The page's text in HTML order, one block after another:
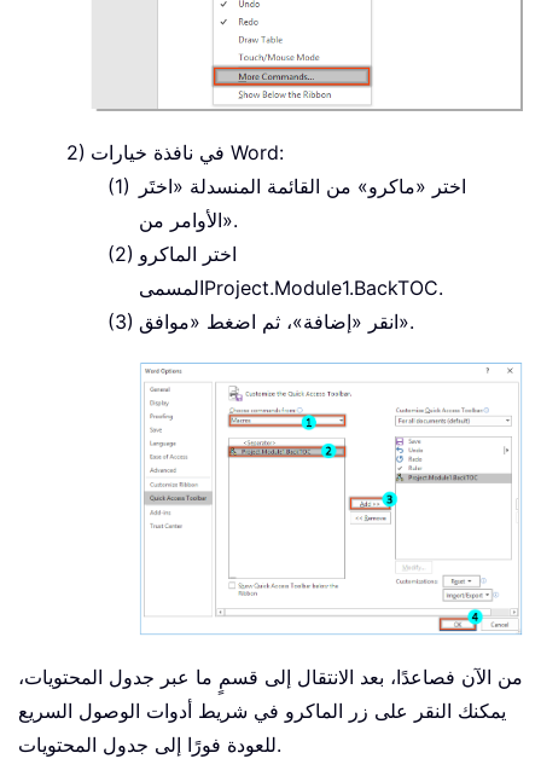
في نافذة خيارات Word:
اختر «ماكرو» من القائمة المنسدلة «اختَر
الأوامر من».
اختر الماكرو
المسمىProject.Module1.BackTOC.
انقر «إضافة»، ثم اضغط «موافق».
من الآن فصاعدًا، بعد الانتقال إلى قسمٍ ما عبر جدول المحتويات،
يمكنك النقر على زر الماكرو في شريط أدوات الوصول السريع
للعودة فورًا إلى جدول المحتويات.